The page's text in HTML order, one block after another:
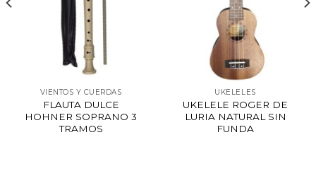
VIENTOS Y CUERDAS
FLAUTA DULCE
HOHNER SOPRANO 3
TRAMOS
UKELELES
UKELELE ROGER DE
LURIA NATURAL SIN
FUNDA